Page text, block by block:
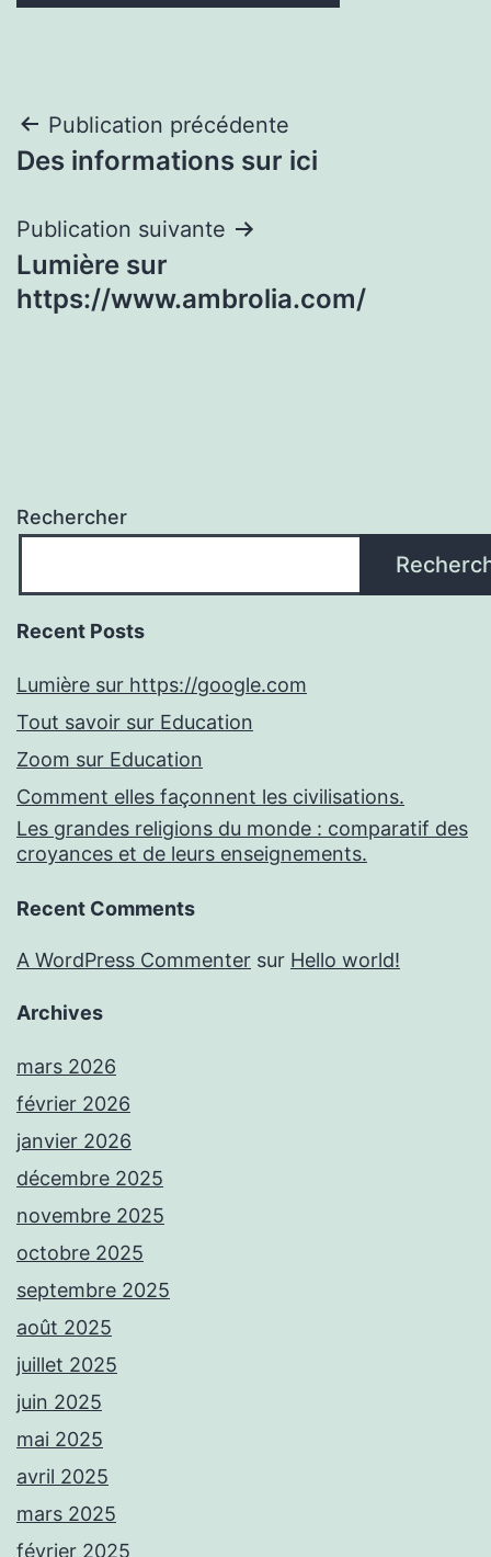
Navigation
de
l’article
Publication précédente
Des informations sur ici
Publication suivante
Lumière sur
https://www.ambrolia.com/
Rechercher
Recent Posts
Lumière sur https://google.com
Tout savoir sur Education
Zoom sur Education
Comment elles façonnent les civilisations.
Les grandes religions du monde : comparatif des
croyances et de leurs enseignements.
Recent Comments
A WordPress Commenter sur Hello world!
Archives
mars 2026
février 2026
janvier 2026
décembre 2025
novembre 2025
octobre 2025
septembre 2025
août 2025
juillet 2025
juin 2025
mai 2025
avril 2025
mars 2025
février 2025